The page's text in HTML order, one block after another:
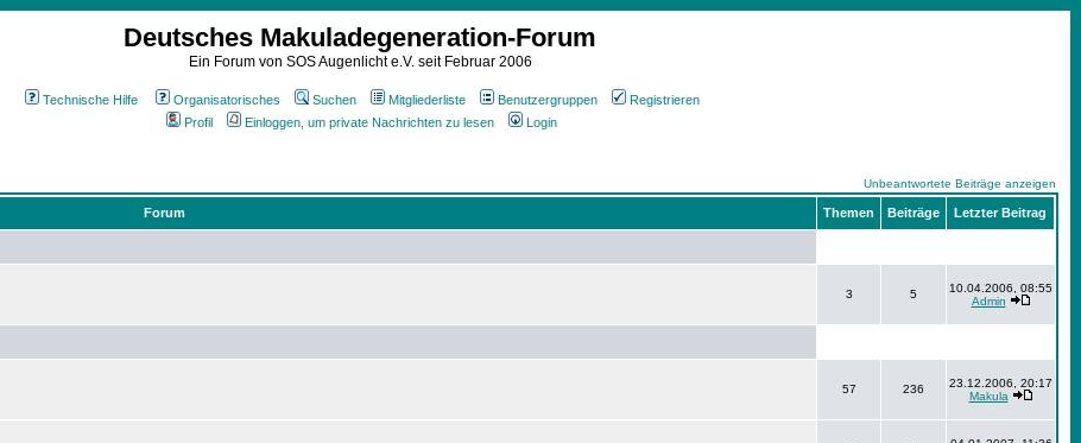
Deutsches Makuladegeneration-Forum
Ein Forum von SOS Augenlicht e.V. seit Februar 2006
Technische Hilfe Organisatorisches Suchen Mitgliederliste Benutzergruppen
Registrieren
Profil
Einloggen, um private Nachrichten zu lesen Login
Unbeantwortete Beiträge anzeigen
Forum Themen Beiträge Letzter Beitrag
3 5
10.04.2006, 08:55
Admin
57 236
23.12.2006, 20:17
Makula